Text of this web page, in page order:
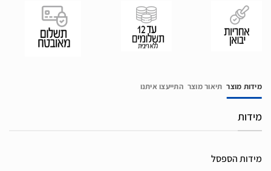
מידות מוצר תיאור מוצר התייעצו איתנו
מידות
מידות הספסל